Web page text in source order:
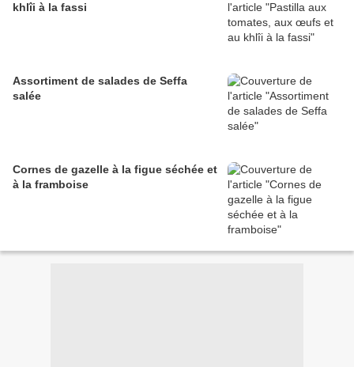
khlîi à la fassi
Assortiment de salades de Seffa
salée
Cornes de gazelle à la figue séchée et
à la framboise